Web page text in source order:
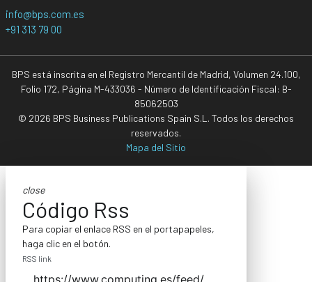
info@bps.com.es
+91 313 79 00
BPS está inscrita en el Registro Mercantil de Madrid, Volumen 24.100,
Folio 172, Página M-433036 - Número de Identificación Fiscal: B-
85062503
© 2026 BPS Business Publications Spain S.L. Todos los derechos
reservados.
Mapa del Sitio
close
Código Rss
Para copiar el enlace RSS en el portapapeles,
haga clic en el botón.
RSS link